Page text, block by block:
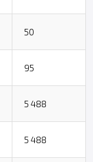
50
95
5 488
5 488